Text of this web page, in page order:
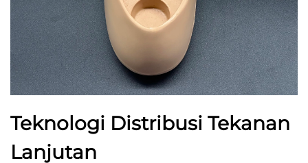
Teknologi Distribusi Tekanan
Lanjutan